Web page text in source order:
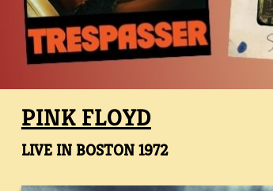
PINK FLOYD
LIVE IN BOSTON 1972